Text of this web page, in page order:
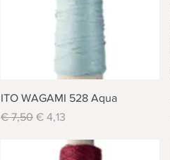
Schnellansicht
ITO WAGAMI 528 Aqua
Standardpreis
€ 7,50 Sale-Preis
€ 4,13